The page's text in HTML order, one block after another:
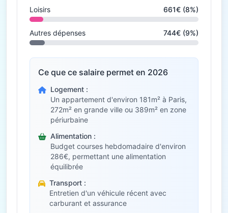
Loisirs 661€ (8%)
Autres dépenses 744€ (9%)
Ce que ce salaire permet en 2026
Logement :
Un appartement d'environ 181m² à Paris,
272m² en grande ville ou 389m² en zone
périurbaine
Alimentation :
Budget courses hebdomadaire d'environ
286€, permettant une alimentation
équilibrée
Transport :
Entretien d'un véhicule récent avec
carburant et assurance